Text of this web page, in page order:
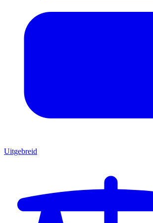
Uitgebreid